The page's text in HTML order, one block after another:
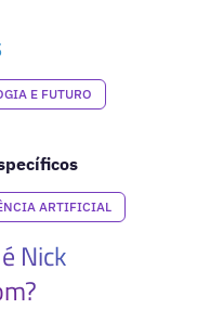
E FUTURO
ARTIFICIAL
Nick